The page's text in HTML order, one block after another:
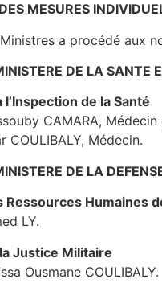
MESURES
a procédé aux
DE LA SANTE
de la Santé
CAMARA, Médecin
COULIBALY, Médecin.
DE LA
Ressources Humaines
LY.
Justice Militaire
Ousmane COULIBALY.